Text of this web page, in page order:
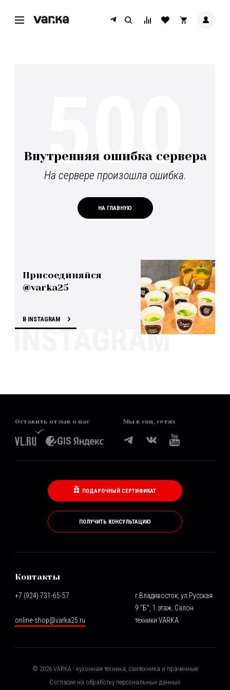
Внутренняя ошибка сервера
На сервере произошла ошибка.
НА ГЛАВНУЮ
500
Присоединяйся
@varka25
В INSTAGRAM
Оставить отзыв о нас Мы в соц. сетях
ПОДАРОЧНЫЙ СЕРТИФИКАТ
ПОЛУЧИТЬ КОНСУЛЬТАЦИЮ
Контакты
+7 (924) 731-65-57
online-shop@varka25.ru
г.Владивосток, ул.Русская
9 "Б", 1 этаж. Салон
техники VARKA
© 2026VARKA - кухонная техника, сантехника и прачечные
Согласие на обработку персональных данных